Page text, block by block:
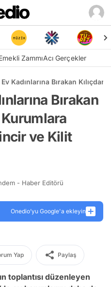
ZammıAcı Gerçekler
Kadınlarına Bırakan
Bırakan
Kurumlara
ve Kilit
- Haber Editörü
Onedio’yu Google'a ekleyin
Yap Paylaş
toplantısı düzenleyen